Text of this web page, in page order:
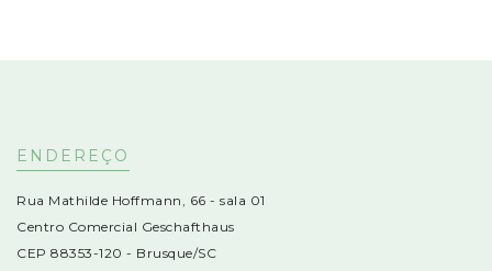
ENDEREÇO
Rua Mathilde Hoffmann, 66 - sala 01
Centro Comercial Geschafthaus
CEP 88353-120 - Brusque/SC